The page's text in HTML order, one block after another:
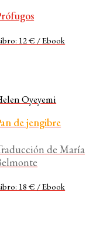
12 € / Ebook
Oyeyemi
de jengibre
de María
18 € / Ebook